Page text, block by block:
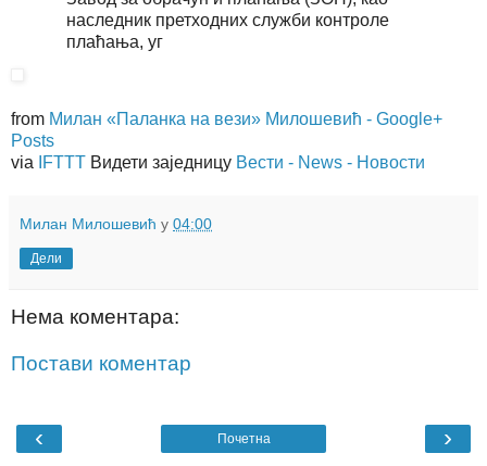
наследник претходних служби контроле
плаћања, уг
from Милан «Паланка на вези» Милошевић - Google+
Posts
via
IFTTT Видети заједницу Вести - News - Новости
Милан Милошевић у 04:00
Дели
Нема коментара:
Постави коментар
‹ ›
Почетна